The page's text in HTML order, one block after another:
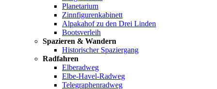
Planetarium
Zinnfigurenkabinett
Alpakahof zu den Drei Linden
Bootsverleih
Spazieren & Wandern
Historischer Spaziergang
Radfahren
Elberadweg
Elbe-Havel-Radweg
Telegraphenradweg